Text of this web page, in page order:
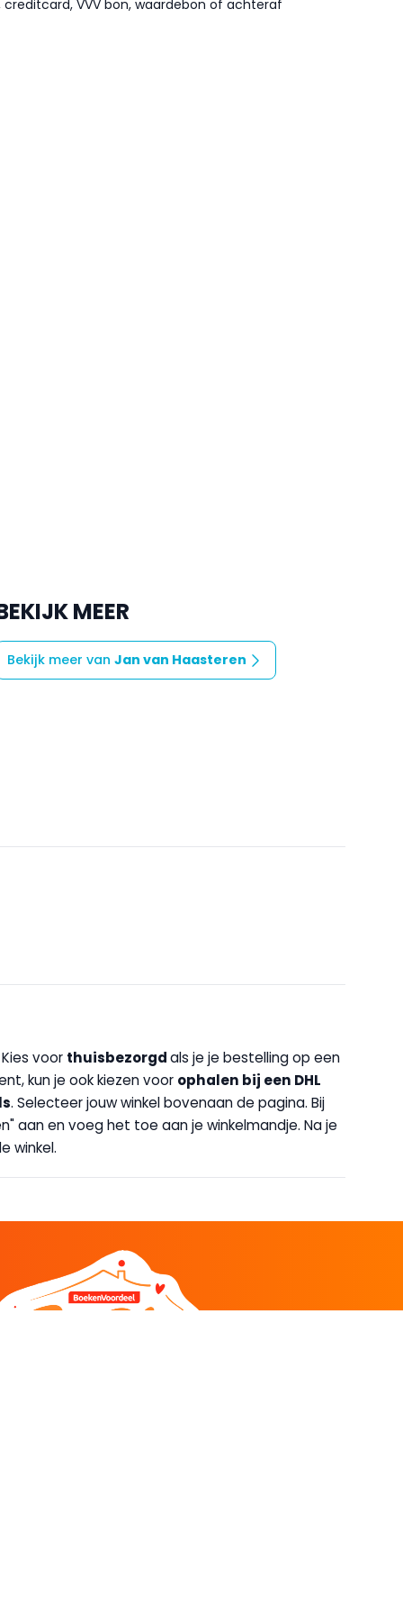
creditcard, VVV bon, waardebon of achteraf
MEER
Bekijk meer van Jan van Haasteren
voor thuisbezorgdals je je bestelling op een
kun je ook kiezen voor ophalen bij een DHL
. Selecteer jouw winkel bovenaan de pagina. Bij
aan en voeg het toe aan je winkelmandje. Na je
winkel.